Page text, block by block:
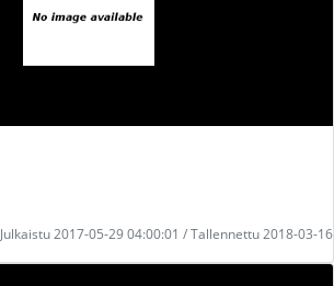
Julkaistu 2017-05-29 04:00:01 / Tallennettu 2018-03-16